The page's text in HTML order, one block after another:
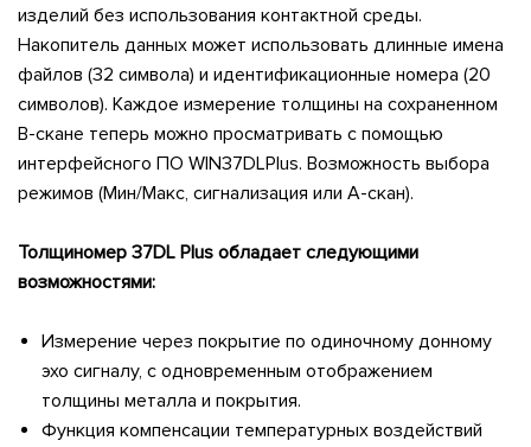
изделий без использования контактной среды.
Накопитель данных может использовать длинные имена
файлов (32 символа) и идентификационные номера (20
символов). Каждое измерение толщины на сохраненном
В-скане теперь можно просматривать с помощью
интерфейсного ПО WIN37DLPlus. Возможность выбора
режимов (Мин/Макс, сигнализация или А-скан).
Толщиномер 37DL Plus обладает следующими
возможностями:
Измерение через покрытие по одиночному донному
эхо сигналу, с одновременным отображением
толщины металла и покрытия.
Функция компенсации температурных воздействий